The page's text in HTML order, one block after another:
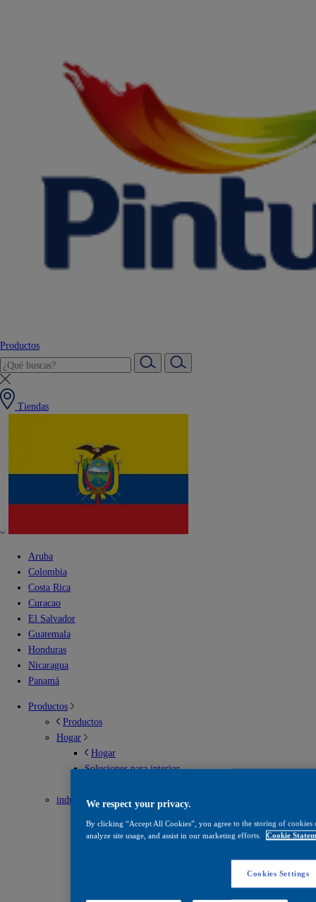
Productos
Tiendas
Aruba
Colombia
Costa Rica
Curacao
El Salvador
Guatemala
Honduras
Nicaragua
Panamá
Productos
Productos
Hogar
Hogar
Soluciones para interior
industrial
Envases metálicos
We respect your privacy.
By clicking “Accept All Cookies”, you agree to the storing of
analyze site usage, and assist in our marketing efforts.
Cookie
Cookies Settings